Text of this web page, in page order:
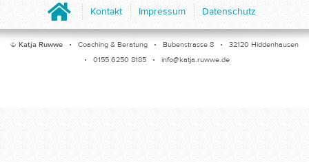
Home
Kontakt Impressum Datenschutz
© Katja Ruwwe • Coaching & Beratung • Bubenstrasse 8 • 32120 Hiddenhausen
• 0155 6250 8185 • info@katja.ruwwe.de